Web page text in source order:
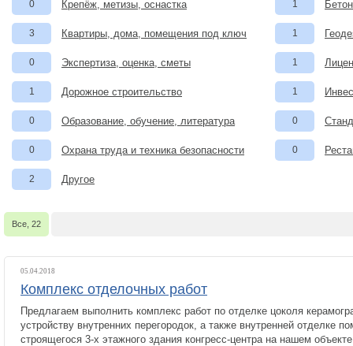
0 Крепёж, метизы, оснастка 1
3 Квартиры, дома, помещения под ключ 1
0 Экспертиза, оценка, сметы 1
1 Дорожное строительство 1
0 Образование, обучение, литература 0
0 Охрана труда и техника безопасности 0
2 Другое
Все, 22
05.04.2018
Комплекс отделочных работ
Предлагаем выполнить комплекс работ по отделке цоколя
устройству внутренних перегородок, а также внутренней отделке
строящегося 3-х этажного здания конгресс-центра на нашем